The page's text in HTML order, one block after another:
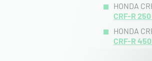
HONDA
CRF-R
HONDA
CRF-R